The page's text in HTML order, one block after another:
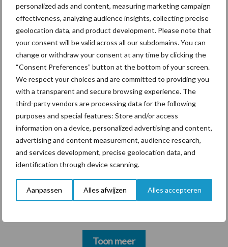
personalized ads and content, measuring marketing campaign
effectiveness, analyzing audience insights, collecting precise
geolocation data, and product development. Please note that
your consent will be valid across all our subdomains. You can
change or withdraw your consent at any time by clicking the
“Consent Preferences” button at the bottom of your screen.
We respect your choices and are committed to providing you
with a transparent and secure browsing experience. The
third-party vendors are processing data for the following
purposes and special features: Store and/or access
information on a device, personalized advertising and content,
advertising and content measurement, audience research,
and services development, precise geolocation data, and
identification through device scanning.
Aanpassen Alles afwijzen Alles accepteren
ForFarmers ziet volume en
marktaandeel groeien in
krimpende Nederlandse
markt
Themapagina's
Diergezondheid Bemesting Fokkerij
Compost Dierlijke mest
Toon meer